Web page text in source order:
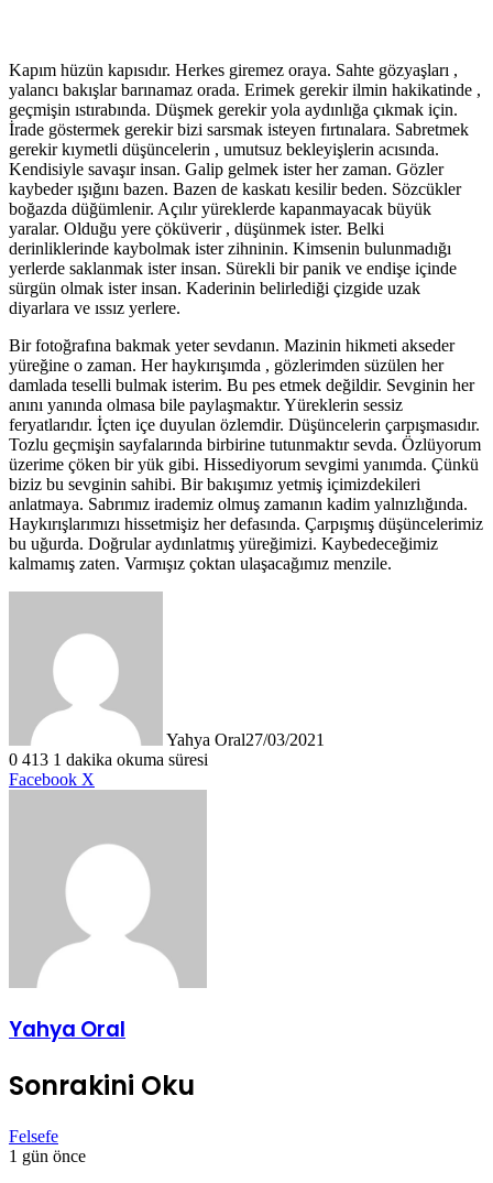
Kapım hüzün kapısıdır. Herkes giremez oraya. Sahte gözyaşları ,
yalancı bakışlar barınamaz orada. Erimek gerekir ilmin hakikatinde ,
geçmişin ıstırabında. Düşmek gerekir yola aydınlığa çıkmak için.
İrade göstermek gerekir bizi sarsmak isteyen fırtınalara. Sabretmek
gerekir kıymetli düşüncelerin , umutsuz bekleyişlerin acısında.
Kendisiyle savaşır insan. Galip gelmek ister her zaman. Gözler
kaybeder ışığını bazen. Bazen de kaskatı kesilir beden. Sözcükler
boğazda düğümlenir. Açılır yüreklerde kapanmayacak büyük
yaralar. Olduğu yere çöküverir , düşünmek ister. Belki
derinliklerinde kaybolmak ister zihninin. Kimsenin bulunmadığı
yerlerde saklanmak ister insan. Sürekli bir panik ve endişe içinde
sürgün olmak ister insan. Kaderinin belirlediği çizgide uzak
diyarlara ve ıssız yerlere.
Bir fotoğrafına bakmak yeter sevdanın. Mazinin hikmeti akseder
yüreğine o zaman. Her haykırışımda , gözlerimden süzülen her
damlada teselli bulmak isterim. Bu pes etmek değildir. Sevginin her
anını yanında olmasa bile paylaşmaktır. Yüreklerin sessiz
feryatlarıdır. İçten içe duyulan özlemdir. Düşüncelerin çarpışmasıdır.
Tozlu geçmişin sayfalarında birbirine tutunmaktır sevda. Özlüyorum
üzerime çöken bir yük gibi. Hissediyorum sevgimi yanımda. Çünkü
biziz bu sevginin sahibi. Bir bakışımız yetmiş içimizdekileri
anlatmaya. Sabrımız irademiz olmuş zamanın kadim yalnızlığında.
Haykırışlarımızı hissetmişiz her defasında. Çarpışmış düşüncelerimiz
bu uğurda. Doğrular aydınlatmış yüreğimizi. Kaybedeceğimiz
kalmamış zaten. Varmışız çoktan ulaşacağımız menzile.
Yahya Oral27/03/2021
0 413 1 dakika okuma süresi
Facebook X
Yahya Oral
Sonrakini Oku
Felsefe
1 gün önce